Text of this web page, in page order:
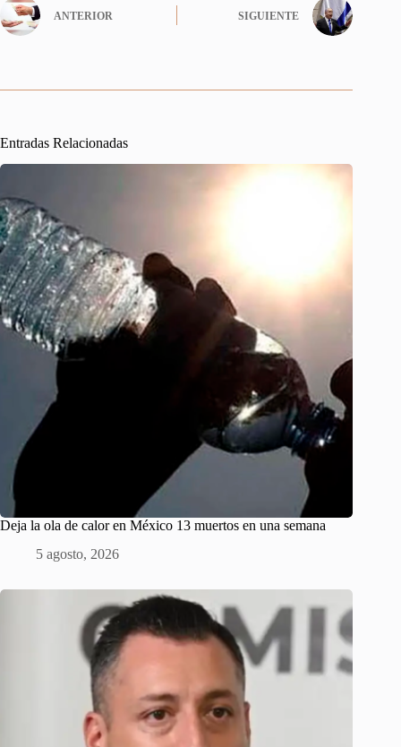
ANTERIOR SIGUIENTE
Entradas Relacionadas
Deja la ola de calor en México 13 muertos en una semana
5 agosto, 2026